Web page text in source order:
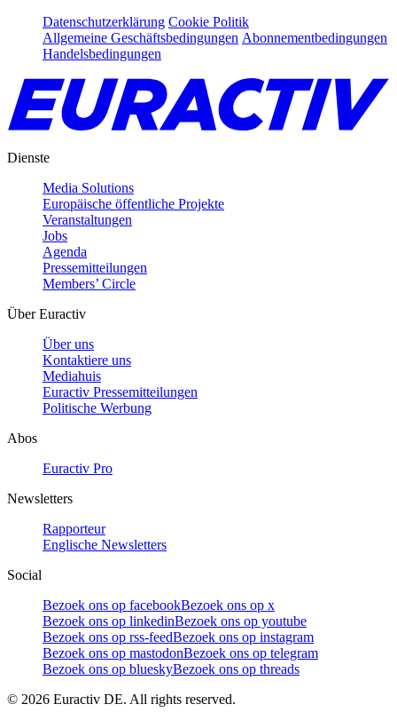
Datenschutzerklärung Cookie Politik
Allgemeine Geschäftsbedingungen Abonnementbedingungen
Handelsbedingungen
Dienste
Media Solutions
Europäische öffentliche Projekte
Veranstaltungen
Jobs
Agenda
Pressemitteilungen
Members’ Circle
Über Euractiv
Über uns
Kontaktiere uns
Mediahuis
Euractiv Pressemitteilungen
Politische Werbung
Abos
Euractiv Pro
Newsletters
Rapporteur
Englische Newsletters
Social
Bezoek ons op facebookBezoek ons op x
Bezoek ons op linkedinBezoek ons op youtube
Bezoek ons op rss-feedBezoek ons op instagram
Bezoek ons op mastodonBezoek ons op telegram
Bezoek ons op blueskyBezoek ons op threads
© 2026 Euractiv DE. All rights reserved.